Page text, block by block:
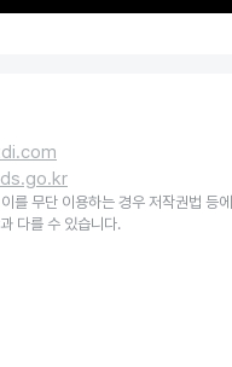
를 무단 이용하는 경우 저작권법 등
다를 수 있습니다.